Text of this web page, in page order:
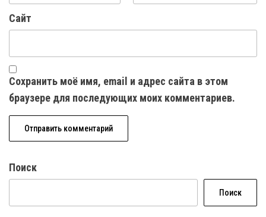
Сайт
Сохранить моё имя, email и адрес сайта в этом
браузере для последующих моих комментариев.
Поиск
Поиск